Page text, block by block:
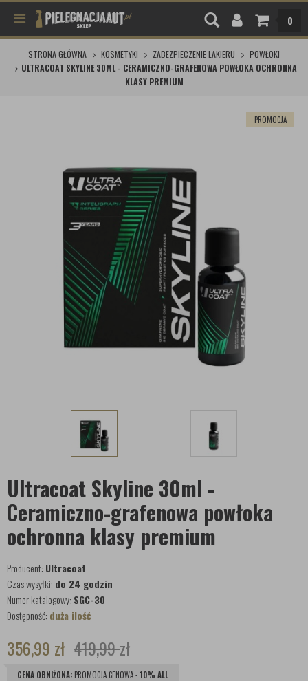
0
STRONA GŁÓWNA KOSMETYKI ZABEZPIECZENIE LAKIERU
POWŁOKI
ULTRACOAT SKYLINE 30ML - CERAMICZNO-GRAFENOWA POWŁOKA OCHRONNA
KLASY PREMIUM
PROMOCJA
Ultracoat Skyline 30ml -
Ceramiczno-grafenowa powłoka
ochronna klasy premium
Producent: Ultracoat
Czas wysyłki: do 24 godzin
Numer katalogowy: SGC-30
Dostępność: duża ilość
356,99 zł 419,99zł
CENA OBNIŻONA: PROMOCJA CENOWA -10% ALL